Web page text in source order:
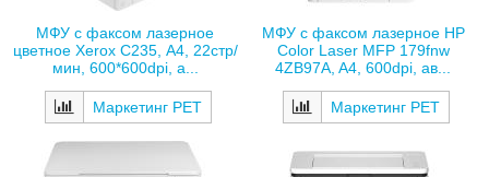
МФУ с факсом лазерное
цветное Xerox С235, A4, 22стр/
мин, 600*600dpi, а...
Маркетинг РЕТ
МФУ с факсом лазерное HP
Color Laser MFP 179fnw
4ZB97A, A4, 600dpi, ав...
Маркетинг РЕТ